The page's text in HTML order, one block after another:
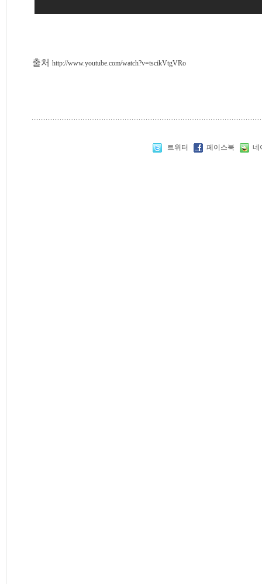
출처 http://www.youtube.com/watch?v=tscikVtgVRo
트위터 페이스북 네